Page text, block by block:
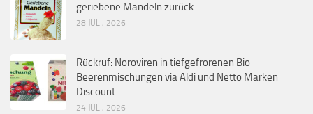
geriebene Mandeln zurück
28 JULI, 2026
Rückruf: Noroviren in tiefgefrorenen Bio
Beerenmischungen via Aldi und Netto Marken
Discount
24 JULI, 2026